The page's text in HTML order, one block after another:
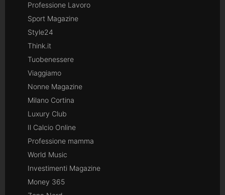
Professione Lavoro
Sport Magazine
Style24
Think.it
Tuobenessere
Viaggiamo
Nonne Magazine
Milano Cortina
Luxury Club
Il Calcio Online
Professione mamma
World Music
Investimenti Magazine
Money 365